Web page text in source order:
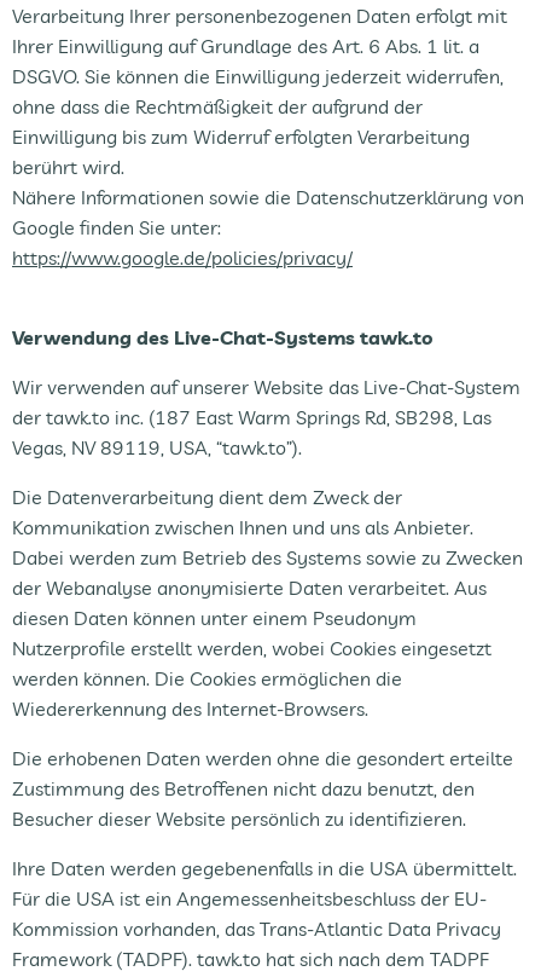
Verarbeitung Ihrer personenbezogenen Daten erfolgt mit
Ihrer Einwilligung auf Grundlage des Art. 6 Abs. 1 lit. a
DSGVO. Sie können die Einwilligung jederzeit widerrufen,
ohne dass die Rechtmäßigkeit der aufgrund der
Einwilligung bis zum Widerruf erfolgten Verarbeitung
berührt wird.
Nähere Informationen sowie die Datenschutzerklärung von
Google finden Sie unter:
https://www.google.de/policies/privacy/
Verwendung des Live-Chat-Systems tawk.to
Wir verwenden auf unserer Website das Live-Chat-System
der tawk.to inc. (187 East Warm Springs Rd, SB298, Las
Vegas, NV 89119, USA, “tawk.to”).
Die Datenverarbeitung dient dem Zweck der
Kommunikation zwischen Ihnen und uns als Anbieter.
Dabei werden zum Betrieb des Systems sowie zu Zwecken
der Webanalyse anonymisierte Daten verarbeitet. Aus
diesen Daten können unter einem Pseudonym
Nutzerprofile erstellt werden, wobei Cookies eingesetzt
werden können. Die Cookies ermöglichen die
Wiedererkennung des Internet-Browsers.
Die erhobenen Daten werden ohne die gesondert erteilte
Zustimmung des Betroffenen nicht dazu benutzt, den
Besucher dieser Website persönlich zu identifizieren.
Ihre Daten werden gegebenenfalls in die USA übermittelt.
Für die USA ist ein Angemessenheitsbeschluss der EU-
Kommission vorhanden, das Trans-Atlantic Data Privacy
Framework (TADPF). tawk.to hat sich nach dem TADPF